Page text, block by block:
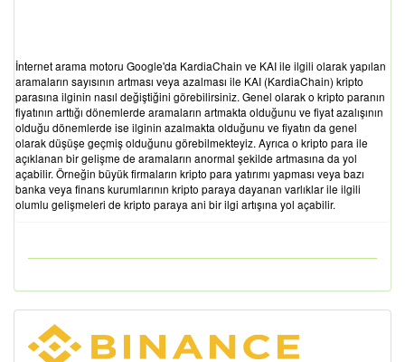
İnternet arama motoru Google'da KardiaChain ve KAI ile ilgili olarak yapılan
aramaların sayısının artması veya azalması ile KAI (KardiaChain) kripto
parasına ilginin nasıl değiştiğini görebilirsiniz. Genel olarak o kripto paranın
fiyatının arttığı dönemlerde aramaların artmakta olduğunu ve fiyat azalışının
olduğu dönemlerde ise ilginin azalmakta olduğunu ve fiyatın da genel
olarak düşüşe geçmiş olduğunu görebilmekteyiz. Ayrıca o kripto para ile
açıklanan bir gelişme de aramaların anormal şekilde artmasına da yol
açabilir. Örneğin büyük firmaların kripto para yatırımı yapması veya bazı
banka veya finans kurumlarının kripto paraya dayanan varlıklar ile ilgili
olumlu gelişmeleri de kripto paraya ani bir ilgi artışına yol açabilir.